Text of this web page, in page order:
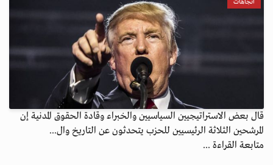
اتجاهات
قال بعض الاستراتيجيين السياسيين والخبراء وقادة الحقوق المدنية إن
المرشحين الثلاثة الرئيسيين للحزب يتحدثون عن التاريخ وال...
متابعة القراءة ...